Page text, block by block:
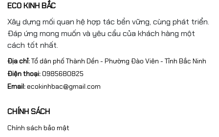
ECO KINH BẮC
Xây dựng mối quan hệ hợp tác bền vững, cùng phát triển.
Đáp ứng mong muốn và yêu cầu của khách hàng một
cách tốt nhất.
Địa chỉ:Tổ dân phố Thành Dền - Phường Đào Viên - Tỉnh Bắc Ninh
Điện thoại:0985680825
Email:ecokinhbac@gmail.com
CHÍNH SÁCH
Chính sách bảo mật